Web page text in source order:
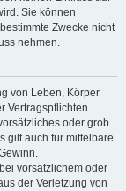
Sie können
Zwecke nicht
nehmen.
von Leben, Körper
Vertragspflichten
oder grob
gilt auch für mittelbare
vorsätzlichem oder
der Verletzung von